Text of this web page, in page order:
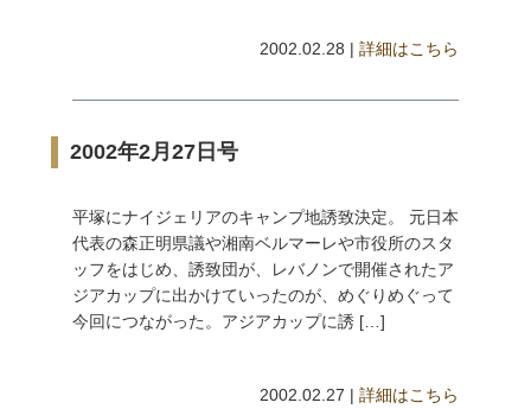
2002.02.28 |詳細はこちら
2002年2月27日号
平塚にナイジェリアのキャンプ地誘致決定。 元日本
代表の森正明県議や湘南ベルマーレや市役所のスタ
ッフをはじめ、誘致団が、レバノンで開催されたア
ジアカップに出かけていったのが、めぐりめぐって
今回につながった。アジアカップに誘 […]
2002.02.27 |詳細はこちら